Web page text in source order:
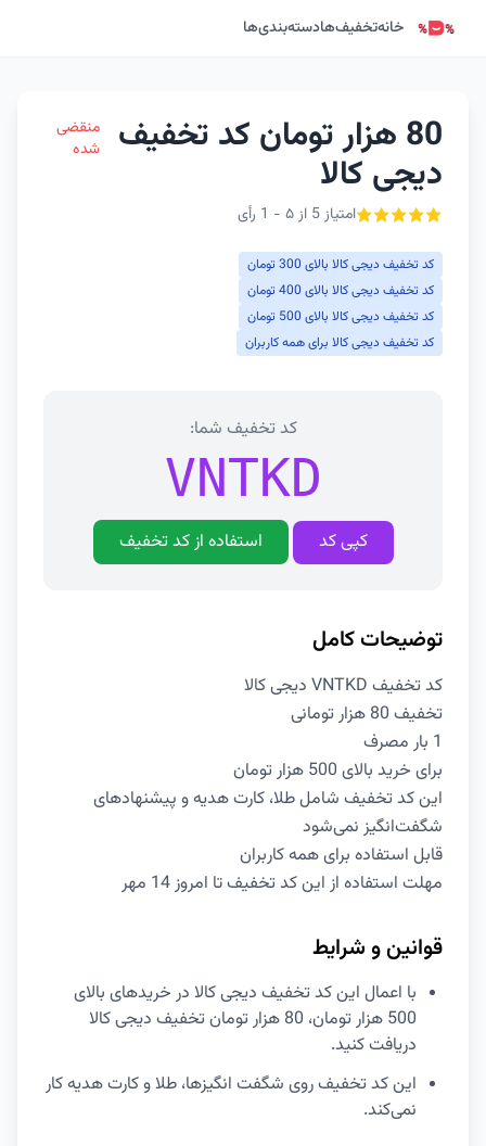
خانهتخفیف‌هادسته‌بندی‌ها
80 هزار تومان کد تخفیف
دیجی کالا
امتیاز 5 از ۵ - 1 رأی
منقضی
شده
کد تخفیف دیجی کالا بالای 300 تومان
کد تخفیف دیجی کالا بالای 400 تومان
کد تخفیف دیجی کالا بالای 500 تومان
کد تخفیف دیجی کالا برای همه کاربران
کد تخفیف شما:
VNTKD
کپی کد استفاده از کد تخفیف
توضیحات کامل
کد تخفیف VNTKD دیجی کالا
تخفیف 80 هزار تومانی
1 بار مصرف
برای خرید بالای 500 هزار تومان
این کد تخفیف شامل طلا، کارت هدیه و پیشنهادهای
شگفت‌انگیز نمی‌شود
قابل استفاده برای همه کاربران
مهلت استفاده از این کد تخفیف تا امروز 14 مهر
قوانین و شرایط
با اعمال این کد تخفیف دیجی کالا در خریدهای بالای
500 هزار تومان، 80 هزار تومان تخفیف دیجی کالا
دریافت کنید.
این کد تخفیف روی شگفت انگیزها، طلا و کارت هدیه کار
نمی‌کند.